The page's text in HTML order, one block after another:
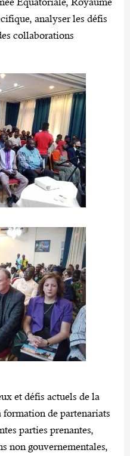
analyser les défis
collaborations
et défis actuels de la
de partenariats
parties prenantes,
non gouvernementales,